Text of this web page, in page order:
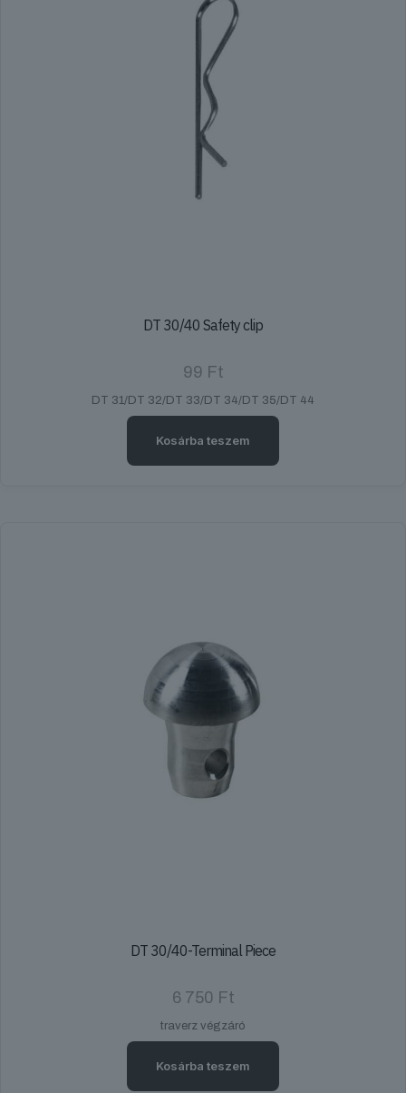
DT 30/40 Safety clip
99 Ft
DT 31/DT 32/DT 33/DT 34/DT 35/DT 44
Kosárba teszem
DT 30/40-Terminal Piece
6 750 Ft
traverz végzáró
Kosárba teszem